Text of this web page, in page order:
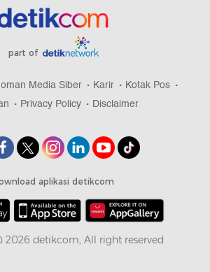
part of
Media Siber Karir
Kotak Pos
Privacy Policy Disclaimer
aplikasi detikcom
2026 detikcom, All right reserved